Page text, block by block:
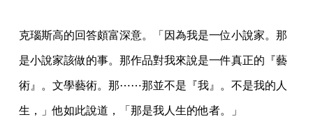
克瑙斯高的回答頗富深意。「因為我是一位小說家。那
是小說家該做的事。那作品對我來說是一件真正的『藝
術』。文學藝術。那⋯⋯那並不是『我』。不是我的人
生，」他如此說道，「那是我人生的他者。」